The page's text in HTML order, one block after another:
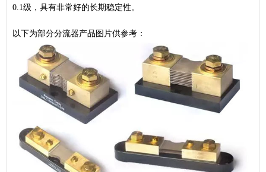
0.1级，具有非常好的长期稳定性。
以下为部分分流器产品图片供参考：